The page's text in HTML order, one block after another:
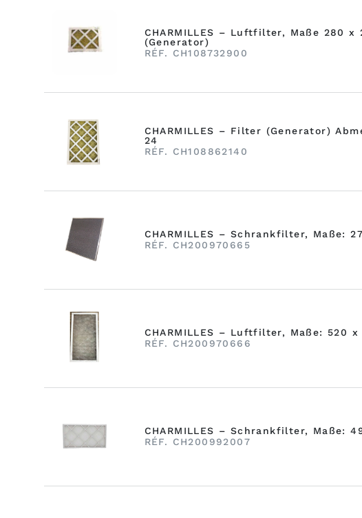
CHARMILLES – Luftfilter, Maße 280 x
(Generator)
RÉF. CH108732900
CHARMILLES – Filter (Generator)
24
RÉF. CH108862140
CHARMILLES – Schrankfilter, Maße:
RÉF. CH200970665
CHARMILLES – Luftfilter, Maße: 520 x
RÉF. CH200970666
CHARMILLES – Schrankfilter, Maße:
RÉF. CH200992007